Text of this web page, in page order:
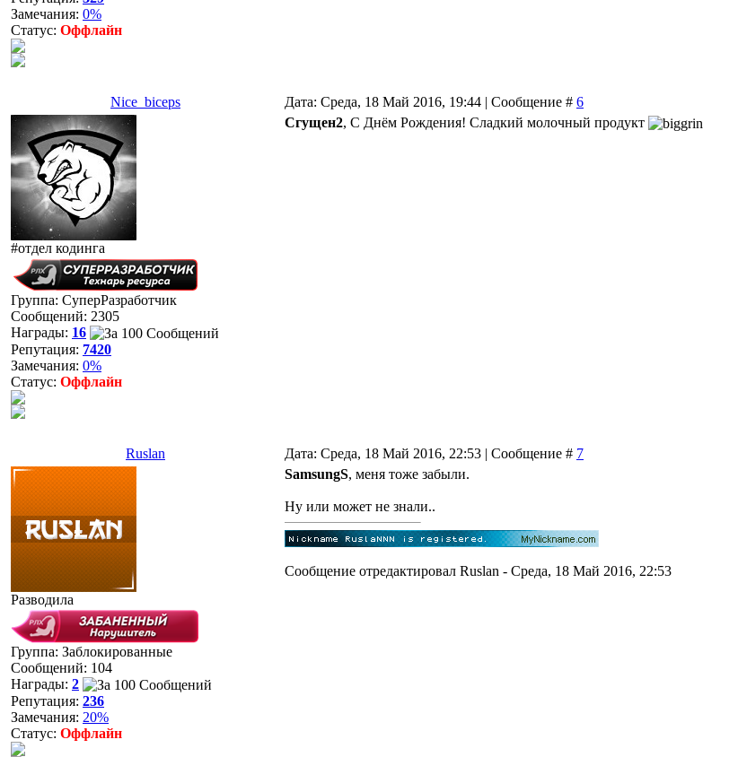
Замечания: 0%
Статус: Оффлайн
Nice_biceps Дата: Среда, 18 Май 2016, 19:44 | Сообщение # 6
#отдел кодинга
Группа: СуперРазработчик
Сообщений: 2305
Награды: 16
Репутация: 7420
Замечания: 0%
Статус: Оффлайн
Сгущен2, С Днём Рождения! Сладкий молочный продукт
Ruslan Дата: Среда, 18 Май 2016, 22:53 | Сообщение # 7
Разводила
Группа: Заблокированные
Сообщений: 104
Награды: 2
Репутация: 236
Замечания: 20%
Статус: Оффлайн
SamsungS, меня тоже забыли.
Ну или может не знали..
Сообщение отредактировал Ruslan - Среда, 18 Май 2016, 22:53